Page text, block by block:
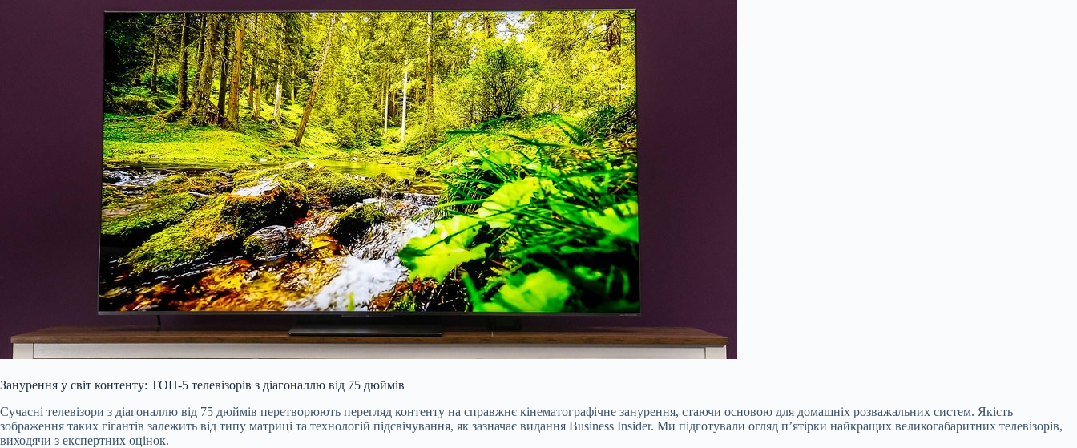
Занурення у світ контенту: ТОП-5 телевізорів з діагоналлю від 75 дюймів
Сучасні телевізори з діагоналлю від 75 дюймів перетворюють перегляд контенту на справжнє кінематографічне занурення, стаючи основою для домашніх розважальних систем. Якість
зображення таких гігантів залежить від типу матриці та технологій підсвічування, як зазначає видання Business Insider. Ми підготували огляд п’ятірки найкращих великогабаритних телевізорів,
виходячи з експертних оцінок.